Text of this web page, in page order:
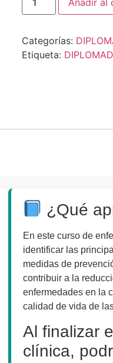
Añadir al
Categorías:
Etiqueta:
¿Qué
En este curso de
identificar las
medidas de
contribuir a la
enfermedades en la
calidad de vida de
Al finalizar
clínica,